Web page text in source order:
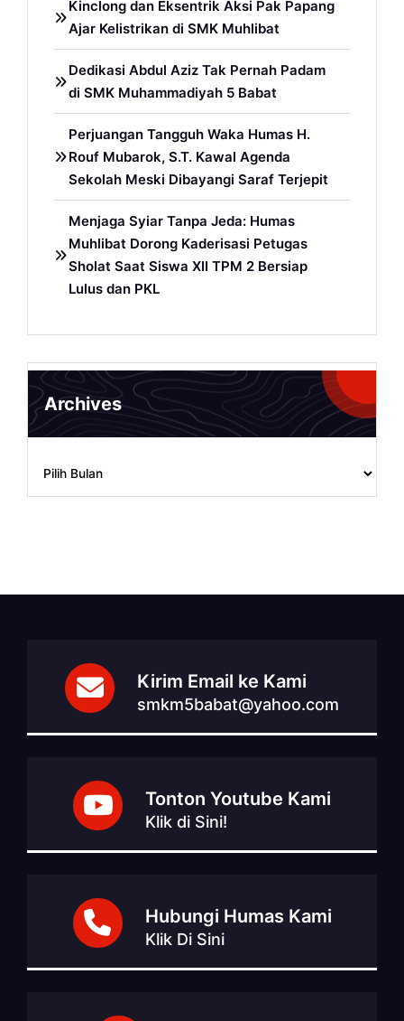
Kinclong dan Eksentrik Aksi Pak Papang
Ajar Kelistrikan di SMK Muhlibat
Dedikasi Abdul Aziz Tak Pernah Padam
di SMK Muhammadiyah 5 Babat
Perjuangan Tangguh Waka Humas H.
Rouf Mubarok, S.T. Kawal Agenda
Sekolah Meski Dibayangi Saraf Terjepit
Menjaga Syiar Tanpa Jeda: Humas
Muhlibat Dorong Kaderisasi Petugas
Sholat Saat Siswa XII TPM 2 Bersiap
Lulus dan PKL
Archives
Kirim Email ke Kami
smkm5babat@yahoo.com
Tonton Youtube Kami
Klik di Sini!
Hubungi Humas Kami
Klik Di Sini